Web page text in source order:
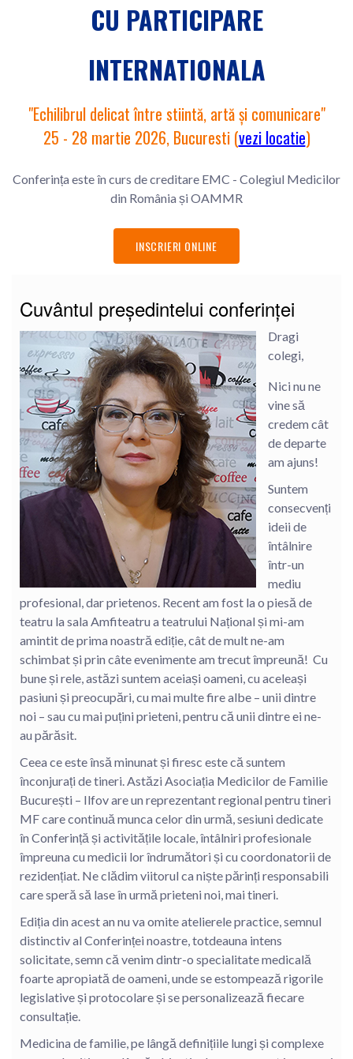
CU PARTICIPARE
INTERNATIONALA
"Echilibrul delicat între stiintă, artă și comunicare"
25 - 28 martie 2026, Bucuresti (vezi locatie)
Conferința este în curs de creditare EMC - Colegiul Medicilor
din România și OAMMR
INSCRIERI ONLINE
Cuvântul președintelui conferinței
Dragi
colegi,
Nici nu ne
vine să
credem cât
de departe
am ajuns!
Suntem
consecvenți
ideii de
întâlnire
într-un
mediu
profesional, dar prietenos. Recent am fost la o piesă de
teatru la sala Amfiteatru a teatrului Național și mi-am
amintit de prima noastră ediție, cât de mult ne-am
schimbat și prin câte evenimente am trecut împreună! Cu
bune și rele, astăzi suntem aceiași oameni, cu aceleași
pasiuni și preocupări, cu mai multe fire albe – unii dintre
noi – sau cu mai puțini prieteni, pentru că unii dintre ei ne-
au părăsit.
Ceea ce este însă minunat și firesc este că suntem
înconjurați de tineri. Astăzi Asociația Medicilor de Familie
București – Ilfov are un reprezentant regional pentru tineri
MF care continuă munca celor din urmă, sesiuni dedicate
în Conferință și activitățile locale, întâlniri profesionale
împreuna cu medicii lor îndrumători și cu coordonatorii de
rezidențiat. Ne clădim viitorul ca niște părinți responsabili
care speră să lase în urmă prieteni noi, mai tineri.
Ediția din acest an nu va omite atelierele practice, semnul
distinctiv al Conferinței noastre, totdeauna intens
solicitate, semn că venim dintr-o specialitate medicală
foarte apropiată de oameni, unde se estompează rigorile
legislative și protocolare și se personalizează fiecare
consultație.
Medicina de familie, pe lângă definițiile lungi și complexe